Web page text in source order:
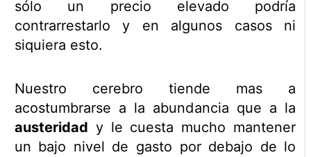
sólo un precio elevado podría
contrarrestarlo y en algunos casos ni
siquiera esto.
Nuestro cerebro tiende mas a
acostumbrarse a la abundancia que a la
austeridad y le cuesta mucho mantener
un bajo nivel de gasto por debajo de lo